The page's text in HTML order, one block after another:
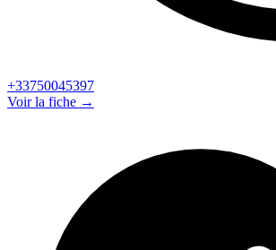
+33750045397
Voir la fiche →